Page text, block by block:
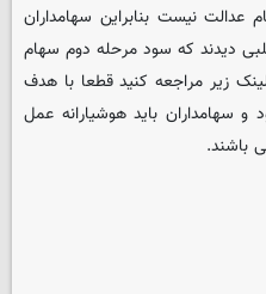
نیست بنابراین سهامداران
دیدند که سود مرحله دوم سهام
زیر مراجعه کنید قطعا با هدف
سهامداران باید هوشیارانه عمل
باشند.